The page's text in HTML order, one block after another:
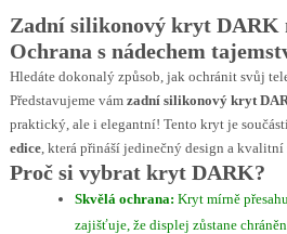
Zadní silikonový kryt DARK
Ochrana s nádechem
Hledáte dokonalý způsob, jak ochránit svůj
Představujeme vám zadní silikonový kryt
praktický, ale i elegantní! Tento kryt je
edice, která přináší jedinečný design a kvalitní
Proč si vybrat kryt DARK?
Skvělá ochrana: Kryt mírně
zajišťuje, že displej zůstane